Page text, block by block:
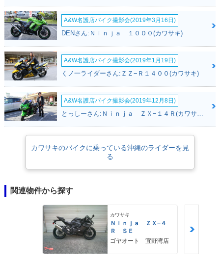
A&W名護店バイク撮影会(2019年3月16日)
DENさん:Ｎｉｎｊａ １０００(カワサキ)
A&W名護店バイク撮影会(2019年1月19日)
くノ一ライダーさん:ＺＺ−Ｒ１４００(カワサキ)
A&W名護店バイク撮影会(2019年12月8日)
カワサキのバイクに乗っている沖縄のライダーを見
る
関連物件から探す
カワサキ
Ｎｉｎｊａ ＺＸ−４
Ｒ ＳＥ
ゴヤオート 宜野湾店